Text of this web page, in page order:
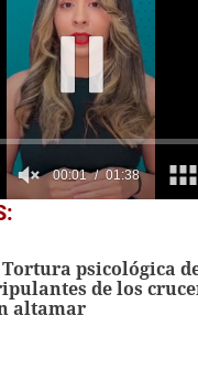
Tortura psicológica
de los
altamar